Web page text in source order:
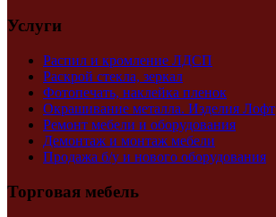
Услуги
Распил и кромление ЛДСП
Раскрой стекла, зеркал
Фотопечать, наклейка пленок
Окрашивание металла. Изделия Лофт
Ремонт мебели и оборудования
Демонтаж и монтаж мебели
Продажа б/у и нового оборудования
Торговая мебель